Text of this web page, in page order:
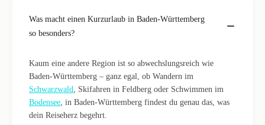
Was macht einen Kurzurlaub in Baden-Württemberg
so besonders?
Kaum eine andere Region ist so abwechslungsreich wie
Baden-Württemberg – ganz egal, ob Wandern im
Schwarzwald, Skifahren in Feldberg oder Schwimmen im
Bodensee, in Baden-Württemberg findest du genau das, was
dein Reiseherz begehrt.